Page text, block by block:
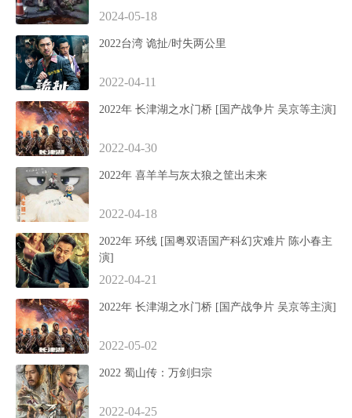
2024-05-18
2022台湾 诡扯/时失两公里
2022-04-11
2022年 长津湖之水门桥 [国产战争片 吴京等主演]
2022-04-30
2022年 喜羊羊与灰太狼之筐出未来
2022-04-18
2022年 环线 [国粤双语国产科幻灾难片 陈小春主
演]
2022-04-21
2022年 长津湖之水门桥 [国产战争片 吴京等主演]
2022-05-02
2022 蜀山传：万剑归宗
2022-04-25